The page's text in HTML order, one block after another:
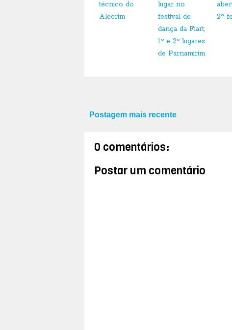
técnico do
Alecrim
lugar no
festival de
dança da Fiart;
1º e 2º lugares
de Parnamirim
2ª
Postagem mais recente
0 comentários:
Postar um comentário